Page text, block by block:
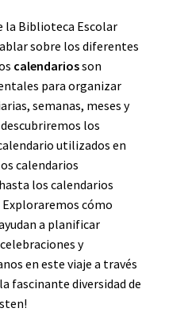
la Biblioteca Escolar
sobre los diferentes
calendariosson
para organizar
semanas, meses y
los
utilizados en
calendarios
los calendarios
cómo
a planificar
y
en este viaje a través
fascinante diversidad de